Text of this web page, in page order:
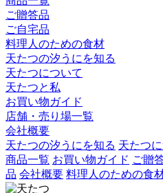
ご贈答品
ご自宅品
料理人のための食材
天たつの汐うにを知る
天たつについて
天たつと私
お買い物ガイド
店舗・売り場一覧
会社概要
天たつの汐うにを知る 天たつ
商品一覧 お買い物ガイド ご贈
品 会社概要 料理人のための食